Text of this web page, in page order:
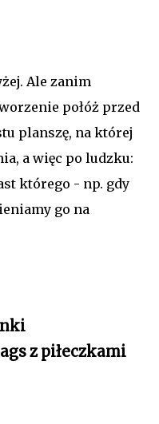
Ale zanim
połóż przed
planszę, na której
a więc po ludzku:
którego - np. gdy
go na
z piłeczkami